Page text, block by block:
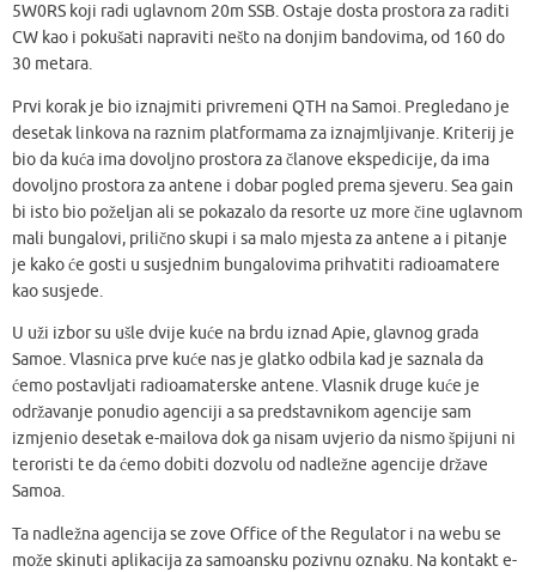
5W0RS koji radi uglavnom 20m SSB. Ostaje dosta prostora za raditi
CW kao i pokušati napraviti nešto na donjim bandovima, od 160 do
30 metara.
Prvi korak je bio iznajmiti privremeni QTH na Samoi. Pregledano je
desetak linkova na raznim platformama za iznajmljivanje. Kriterij je
bio da kuća ima dovoljno prostora za članove ekspedicije, da ima
dovoljno prostora za antene i dobar pogled prema sjeveru. Sea gain
bi isto bio poželjan ali se pokazalo da resorte uz more čine uglavnom
mali bungalovi, prilično skupi i sa malo mjesta za antene a i pitanje
je kako će gosti u susjednim bungalovima prihvatiti radioamatere
kao susjede.
U uži izbor su ušle dvije kuće na brdu iznad Apie, glavnog grada
Samoe. Vlasnica prve kuće nas je glatko odbila kad je saznala da
ćemo postavljati radioamaterske antene. Vlasnik druge kuće je
održavanje ponudio agenciji a sa predstavnikom agencije sam
izmjenio desetak e-mailova dok ga nisam uvjerio da nismo špijuni ni
teroristi te da ćemo dobiti dozvolu od nadležne agencije države
Samoa.
Ta nadležna agencija se zove Office of the Regulator i na webu se
može skinuti aplikacija za samoansku pozivnu oznaku. Na kontakt e-